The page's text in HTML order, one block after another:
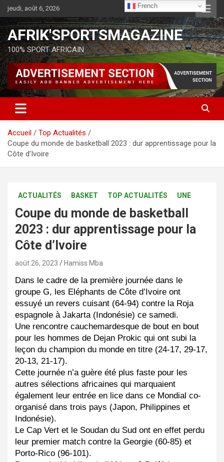
jeudi, août 6, 2026
AFRIK'SPORTSMAGAZINE
100% SPORT AFRICAIN
Accueil
Top Actualités
Coupe du monde de basketball 2023 : dur apprentissage pour la
Côte d’Ivoire
ACTUALITÉS BASKET TOP ACTUALITÉS UNE
Coupe du monde de basketball
2023 : dur apprentissage pour la
Côte d’Ivoire
août 26, 2023 Hamiss Mba
Dans le cadre de la première journée dans le
groupe G, les Eléphants de Côte d’Ivoire ont
essuyé un revers cuisant (64-94) contre la Roja
espagnole à Jakarta (Indonésie) ce samedi.
Une rencontre cauchemardesque de bout en bout
pour les hommes de Dejan Prokic qui ont subi la
leçon du champion du monde en titre (24-17, 29-17,
20-13, 21-17).
Cette journée n’a guère été plus faste pour les
autres sélections africaines qui marquaient
également leur entrée en lice dans ce Mondial co-
organisé dans trois pays (Japon, Philippines et
Indonésie).
Le Cap Vert et le Soudan du Sud ont en effet perdu
leur premier match contre la Georgie (60-85) et
Porto-Rico (96-101).
French